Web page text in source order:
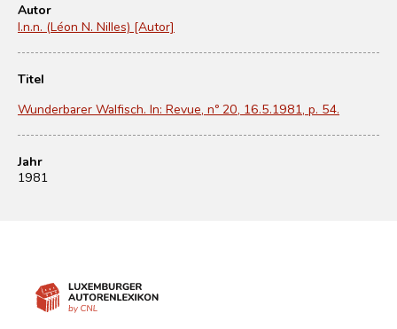
Autor
l.n.n. (Léon N. Nilles) [Autor]
Titel
Wunderbarer Walfisch. In: Revue, nº 20, 16.5.1981, p. 54.
Jahr
1981